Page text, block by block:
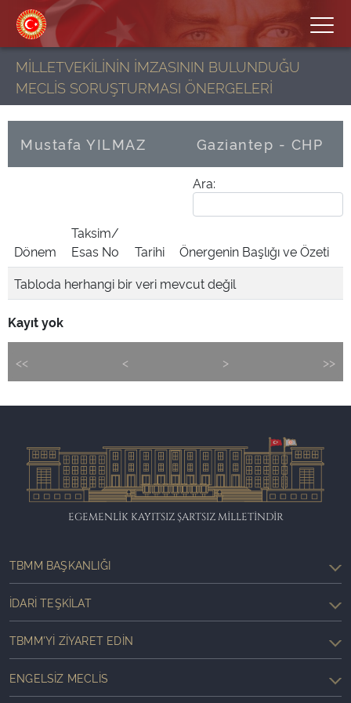
MİLLETVEKİLİNİN İMZASININ BULUNDUĞU
MECLİS SORUŞTURMASI ÖNERGELERİ
Mustafa YILMAZ Gaziantep - CHP
Ara:
Dönem
Taksim/
Esas No
Tarihi
Önergenin Başlığı ve Özeti
Tabloda herhangi bir veri mevcut değil
Kayıt yok
<< < > >>
EGEMENLİK KAYITSIZ ŞARTSIZ MİLLETİNDİR
TBMM BAŞKANLIĞI
İDARI TEŞKILAT
TBMM'YI ZIYARET EDIN
ENGELSIZ MECLIS